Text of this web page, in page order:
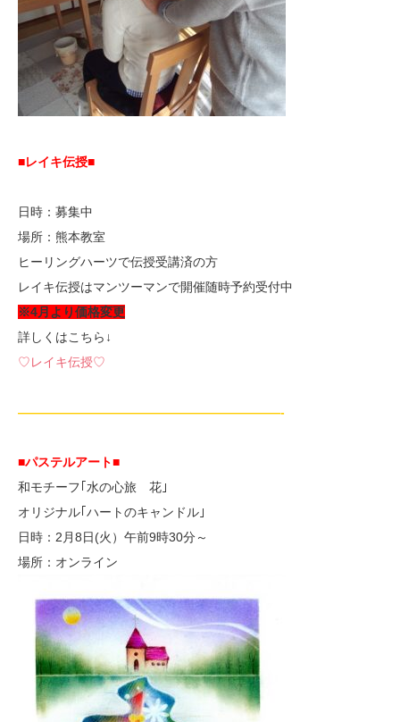
■レイキ伝授■
日時：募集中
場所：熊本教室
ヒーリングハーツで伝授受講済の方
レイキ伝授はマンツーマンで開催随時予約受付中
※4月より価格変更
詳しくはこちら↓
♡レイキ伝授♡
—————————————————————-
■パステルアート■
和モチーフ｢水の心旅 花｣
オリジナル｢ハートのキャンドル｣
日時：2月8日(火）午前9時30分～
場所：オンライン